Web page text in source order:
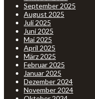
September 2025
August 2025
Juli 2025
Juni 2025
Mai 2025
April 2025
März 2025
Februar 2025
Januar 2025
Dezember 2024
November 2024